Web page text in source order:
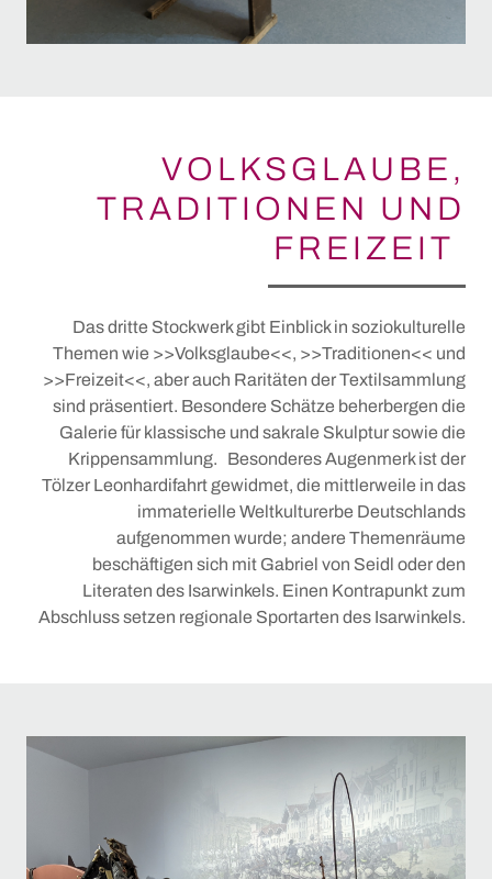
VOLKSGLAUBE,
TRADITIONEN UND
FREIZEIT
Das dritte Stockwerk gibt Einblick in soziokulturelle
Themen wie >>Volksglaube<<, >>Traditionen<< und
>>Freizeit<<, aber auch Raritäten der Textilsammlung
sind präsentiert. Besondere Schätze beherbergen die
Galerie für klassische und sakrale Skulptur sowie die
Krippensammlung. Besonderes Augenmerk ist der
Tölzer Leonhardifahrt gewidmet, die mittlerweile in das
immaterielle Weltkulturerbe Deutschlands
aufgenommen wurde; andere Themenräume
beschäftigen sich mit Gabriel von Seidl oder den
Literaten des Isarwinkels. Einen Kontrapunkt zum
Abschluss setzen regionale Sportarten des Isarwinkels.